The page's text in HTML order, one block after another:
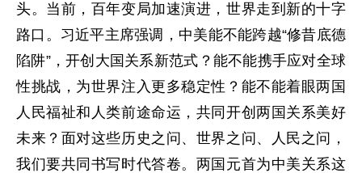
头。当前，百年变局加速演进，世界走到新的十字
路口。习近平主席强调，中美能不能跨越“修昔底德
陷阱”，开创大国关系新范式？能不能携手应对全球
性挑战，为世界注入更多稳定性？能不能着眼两国
人民福祉和人类前途命运，共同开创两国关系美好
未来？面对这些历史之问、世界之问、人民之问，
我们要共同书写时代答卷。两国元首为中美关系这